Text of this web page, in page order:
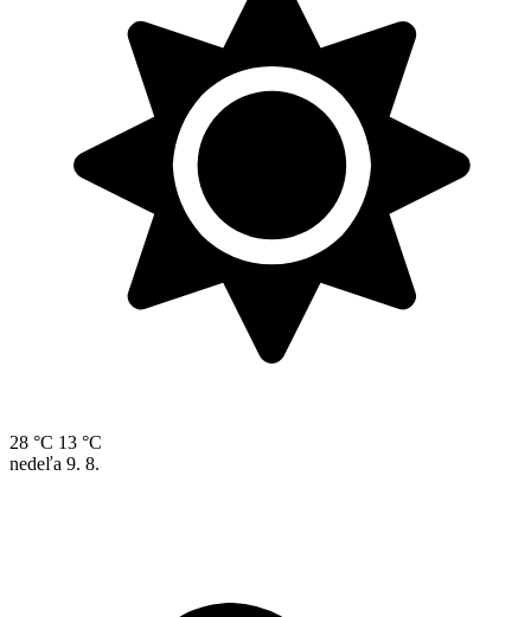
28 °C 13 °C
nedeľa 9. 8.